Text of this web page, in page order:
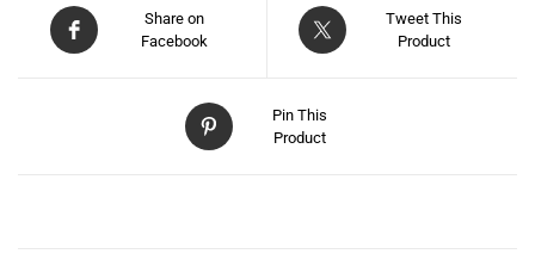
adecuado para
ti, y ofrecerte el
posible.
Además,
Share on
Facebook
Tweet This
Product
Pin This
Product